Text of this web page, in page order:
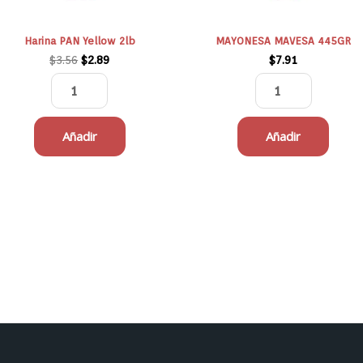
Harina PAN Yellow 2lb
$3.56 $2.89
Añadir
MAYONESA MAVESA 445GR
$7.91
Añadir